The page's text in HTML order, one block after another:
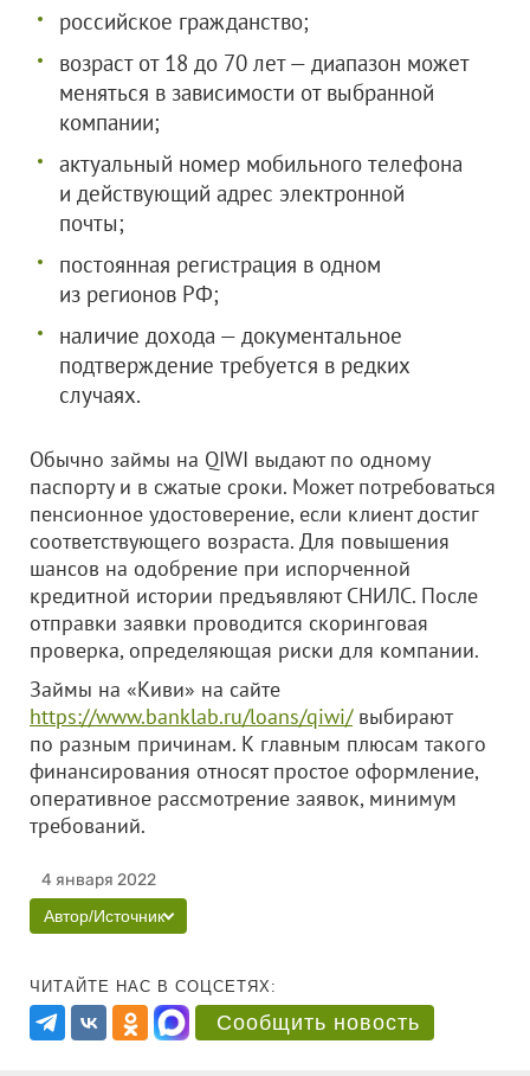
российское гражданство;
возраст от 18 до 70 лет — диапазон может
меняться в зависимости от выбранной
компании;
актуальный номер мобильного телефона
и действующий адрес электронной
почты;
постоянная регистрация в одном
из регионов РФ;
наличие дохода — документальное
подтверждение требуется в редких
случаях.
Обычно займы на QIWI выдают по одному
паспорту и в сжатые сроки. Может потребоваться
пенсионное удостоверение, если клиент достиг
соответствующего возраста. Для повышения
шансов на одобрение при испорченной
кредитной истории предъявляют СНИЛС. После
отправки заявки проводится скоринговая
проверка, определяющая риски для компании.
Займы на «Киви» на сайте
https://www.banklab.ru/loans/qiwi/выбирают
по разным причинам. К главным плюсам такого
финансирования относят простое оформление,
оперативное рассмотрение заявок, минимум
требований.
4 января 2022
Автор/Источник
ЧИТАЙТЕ НАС В СОЦСЕТЯХ:
Сообщить новость